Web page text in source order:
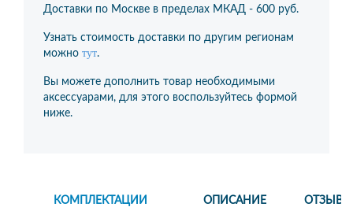
Доставки по Москве в пределах МКАД - 600 руб.
Узнать стоимость доставки по другим регионам
можно тут.
Вы можете дополнить товар необходимыми
аксессуарами, для этого воспользуйтесь формой
ниже.
КОМПЛЕКТАЦИИ ОПИСАНИЕ ОТЗЫВЫ